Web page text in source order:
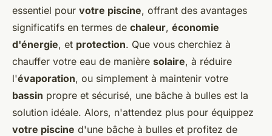
essentiel pour votre piscine, offrant des avantages
significatifs en termes de chaleur, économie
d'énergie, et protection. Que vous cherchiez à
chauffer votre eau de manière solaire, à réduire
l'évaporation, ou simplement à maintenir votre
bassin propre et sécurisé, une bâche à bulles est la
solution idéale. Alors, n'attendez plus pour équippez
votre piscine d'une bâche à bulles et profitez de